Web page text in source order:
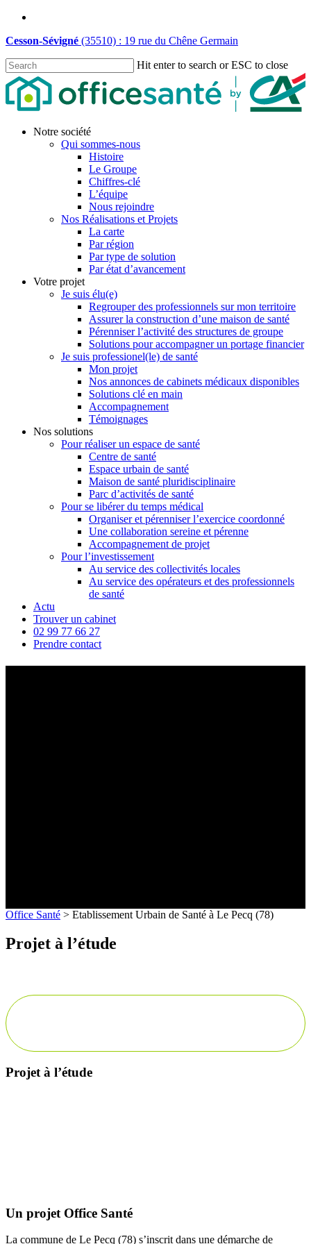
Skip
main
Cesson-Sévigné (35510) : 19 rue du Chêne Germain
Hit enter to search or ESC to close
Close
Search
Menu
Notre société
Qui sommes-nous
Histoire
Le Groupe
Chiffres-clé
L’équipe
Nous rejoindre
Nos Réalisations et Projets
La carte
Par région
Par type de solution
Par état d’avancement
Votre projet
Je suis élu(e)
Regrouper des professionnels sur mon territoire
Assurer la construction d’une maison de santé
Pérenniser l’activité des structures de groupe
Solutions pour accompagner un portage financier
Je suis professionel(le) de santé
Mon projet
Nos annonces de cabinets médicaux disponibles
Solutions clé en main
Accompagnement
Témoignages
Nos solutions
Pour réaliser un espace de santé
Centre de santé
Espace urbain de santé
Maison de santé pluridisciplinaire
Parc d’activités de santé
Pour se libérer du temps médical
Organiser et pérenniser l’exercice coordonné
Une collaboration sereine et pérenne
Accompagnement de projet
Pour l’investissement
Au service des collectivités locales
Au service des opérateurs et des professionnels
de santé
Actu
Trouver un cabinet
02 99 77 66 27
Prendre contact
Office Santé > Etablissement Urbain de Santé à Le Pecq (78)
Projet à l’étude
Projet à l’étude
Un projet Office Santé
La commune de Le Pecq (78) s’inscrit dans une démarche de